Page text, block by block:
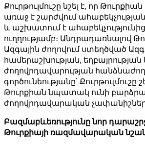
Քուրթուլմուշը նշել է, որ
առաջ է շարժվում
և աշխատում է
ուղղությամբ։ Անդրադառնալով
Ազգային ժողովում ստեղծված
համերաշխության, եղբայրության
ժողովրդավարության
գործունեությանը՝ Քուրթուլմուշը
Թուրքիան նպատակ ունի
ժողովրդավարական
Բազմաբևեռությունը նոր
Թուրքիայի ռազմավարական